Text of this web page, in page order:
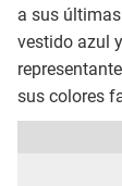
a sus
vestido azul
sus colores